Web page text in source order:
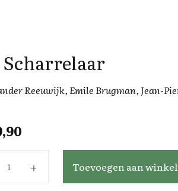
Scharrelaar
Reeuwijk, Emile Brugman, Jean-
Toevoegen aan